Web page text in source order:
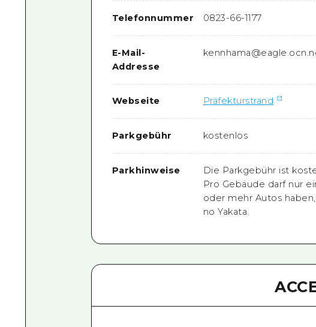
Telefonnummer 0823-66-1177
E-Mail-
Addresse
Webseite Präfekturstrand
Parkgebühr kostenlos
Parkhinweise
Die Parkgebühr ist
Pro Gebäude darf nur
oder mehr Autos
no Yakata.